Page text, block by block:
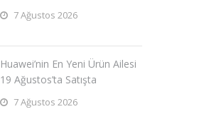
7 Ağustos 2026
Huawei’nin En Yeni Ürün Ailesi
19 Ağustos’ta Satışta
7 Ağustos 2026